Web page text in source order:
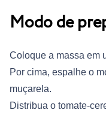
Modo de
Coloque a massa em
Por cima, espalhe o
muçarela.
Distribua o tomate-